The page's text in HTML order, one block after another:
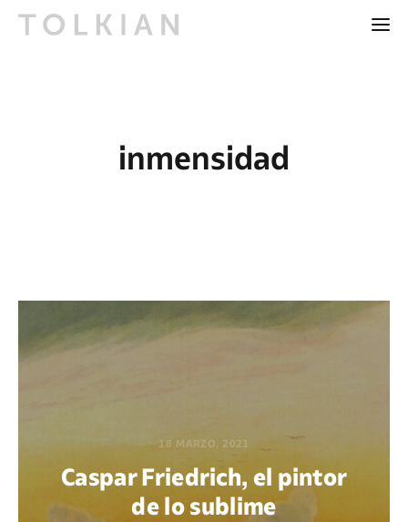
inmensidad
18 MARZO, 2021
Caspar Friedrich, el pintor
de lo sublime